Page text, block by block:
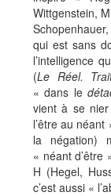
Wittgenstein,
qui est sans
l’intelligence
(Le Réel.
« dans le
vient à se
l’être au
la négation)
« néant d’être
H (Hegel,
c’est aussi «